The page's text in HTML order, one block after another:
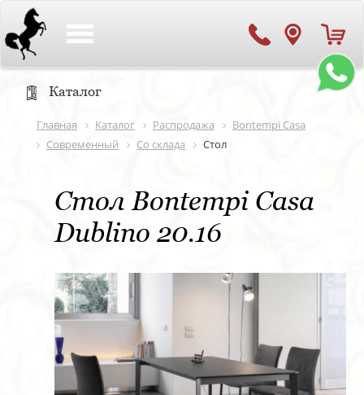
Каталог
Главная Каталог Распродажа
Bontempi Casa
Современный
Со склада Стол
Стол Bontempi Casa
Dublino 20.16